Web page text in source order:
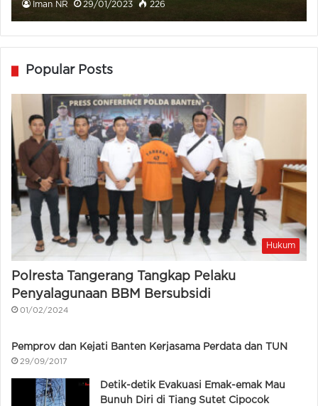
Iman NR 29/01/2023 226
Popular Posts
Hukum
Polresta Tangerang Tangkap Pelaku
Penyalagunaan BBM Bersubsidi
01/02/2024
Pemprov dan Kejati Banten Kerjasama Perdata dan TUN
29/09/2017
Detik-detik Evakuasi Emak-emak Mau
Bunuh Diri di Tiang Sutet Cipocok